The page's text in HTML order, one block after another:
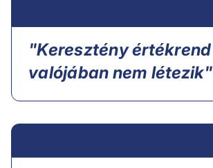
"Keresztény értékrend
valójában nem létezik"